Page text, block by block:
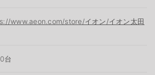
www.aeon.com/store/イオン/イオン太田
台